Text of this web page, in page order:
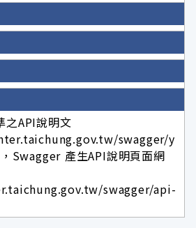
之API說明文
swagger/y
Swagger 產生API說明頁面網
swagger/api-